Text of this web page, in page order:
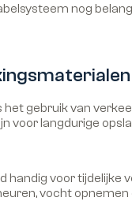
nog
gebruik van
voor langdurige
handig voor
vocht